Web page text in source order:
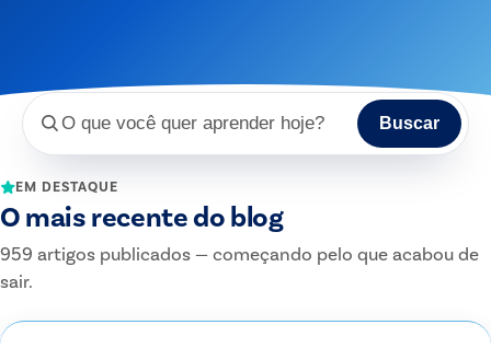
Buscar no blog da Rhema
Buscar
EM DESTAQUE
O mais recente do blog
959 artigos publicados — começando pelo que acabou de
sair.